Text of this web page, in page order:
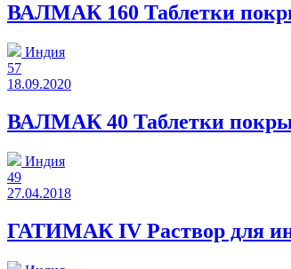
ВАЛМАК 160 Таблетки
Индия
57
18.09.2020
ВАЛМАК 40 Таблетки
Индия
49
27.04.2018
ГАТИМАК IV Раствор для